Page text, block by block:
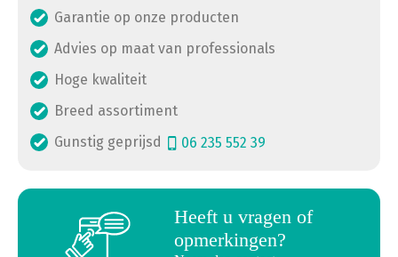
Garantie op onze producten
Advies op maat van professionals
Hoge kwaliteit
Breed assortiment
Gunstig geprijsd
06 235 552 39
Heeft u vragen of
opmerkingen?
a